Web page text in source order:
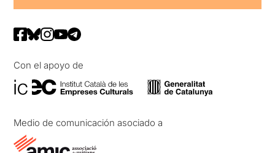
Con el apoyo de
Medio de comunicación asociado a